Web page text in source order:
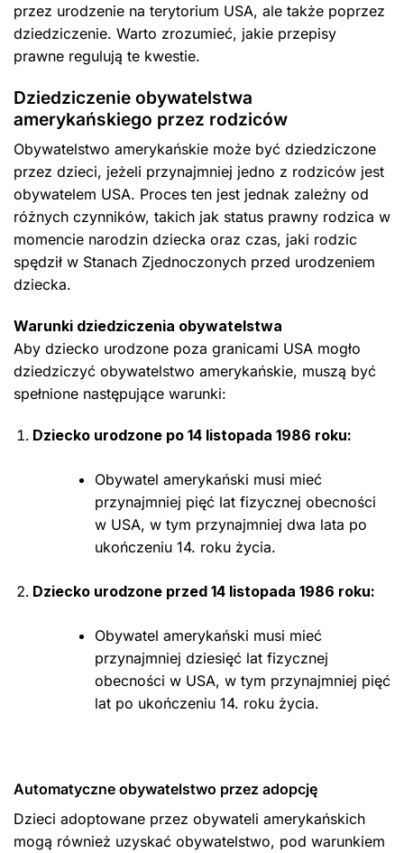
przez urodzenie na terytorium USA, ale także poprzez
dziedziczenie. Warto zrozumieć, jakie przepisy
prawne regulują te kwestie.
Dziedziczenie obywatelstwa
amerykańskiego przez rodziców
Obywatelstwo amerykańskie może być dziedziczone
przez dzieci, jeżeli przynajmniej jedno z rodziców jest
obywatelem USA. Proces ten jest jednak zależny od
różnych czynników, takich jak status prawny rodzica w
momencie narodzin dziecka oraz czas, jaki rodzic
spędził w Stanach Zjednoczonych przed urodzeniem
dziecka.
Warunki dziedziczenia obywatelstwa
Aby dziecko urodzone poza granicami USA mogło
dziedziczyć obywatelstwo amerykańskie, muszą być
spełnione następujące warunki:
Dziecko urodzone po 14 listopada 1986 roku:
Obywatel amerykański musi mieć
przynajmniej pięć lat fizycznej obecności
w USA, w tym przynajmniej dwa lata po
ukończeniu 14. roku życia.
Dziecko urodzone przed 14 listopada 1986 roku:
Obywatel amerykański musi mieć
przynajmniej dziesięć lat fizycznej
obecności w USA, w tym przynajmniej pięć
lat po ukończeniu 14. roku życia.
Automatyczne obywatelstwo przez adopcję
Dzieci adoptowane przez obywateli amerykańskich
mogą również uzyskać obywatelstwo, pod warunkiem